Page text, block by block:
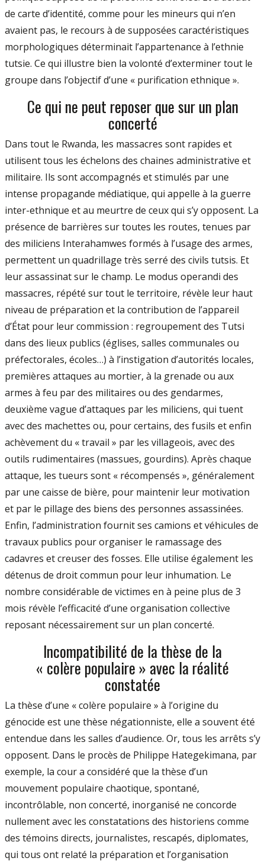
de carte d’identité, comme pour les mineurs qui n’en
avaient pas, le recours à de supposées caractéristiques
morphologiques déterminait l’appartenance à l’ethnie
tutsie. Ce qui illustre bien la volonté d’exterminer tout le
groupe dans l’objectif d’une « purification ethnique ».
Ce qui ne peut reposer que sur un plan
concerté
Dans tout le Rwanda, les massacres sont rapides et
utilisent tous les échelons des chaines administrative et
militaire. Ils sont accompagnés et stimulés par une
intense propagande médiatique, qui appelle à la guerre
inter-ethnique et au meurtre de ceux qui s’y opposent. La
présence de barrières sur toutes les routes, tenues par
des miliciens Interahamwes formés à l’usage des armes,
permettent un quadrillage très serré des civils tutsis. Et
leur assassinat sur le champ. Le modus operandi des
massacres, répété sur tout le territoire, révèle leur haut
niveau de préparation et la contribution de l’appareil
d’État pour leur commission : regroupement des Tutsi
dans des lieux publics (églises, salles communales ou
préfectorales, écoles…) à l’instigation d’autorités locales,
premières attaques au mortier, à la grenade ou aux
armes à feu par des militaires ou des gendarmes,
deuxième vague d’attaques par les miliciens, qui tuent
avec des machettes ou, pour certains, des fusils et enfin
achèvement du « travail » par les villageois, avec des
outils rudimentaires (massues, gourdins). Après chaque
attaque, les tueurs sont « récompensés », généralement
par une caisse de bière, pour maintenir leur motivation
et par le pillage des biens des personnes assassinées.
Enfin, l’administration fournit ses camions et véhicules de
travaux publics pour organiser le ramassage des
cadavres et creuser des fosses. Elle utilise également les
détenus de droit commun pour leur inhumation. Le
nombre considérable de victimes en à peine plus de 3
mois révèle l’efficacité d’une organisation collective
reposant nécessairement sur un plan concerté.
Incompatibilité de la thèse de la
« colère populaire » avec la réalité
constatée
La thèse d’une « colère populaire » à l’origine du
génocide est une thèse négationniste, elle a souvent été
entendue dans les salles d’audience. Or, tous les arrêts s’y
opposent. Dans le procès de Philippe Hategekimana, par
exemple, la cour a considéré que la thèse d’un
mouvement populaire chaotique, spontané,
incontrôlable, non concerté, inorganisé ne concorde
nullement avec les constatations des historiens comme
des témoins directs, journalistes, rescapés, diplomates,
qui tous ont relaté la préparation et l’organisation